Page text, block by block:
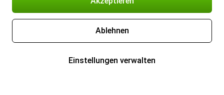
Ablehnen
Einstellungen verwalten